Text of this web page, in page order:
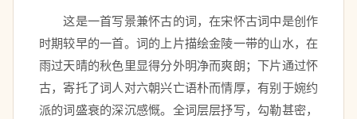
这是一首写景兼怀古的词，在宋怀古词中是创作
时期较早的一首。词的上片描绘金陵一带的山水，在
雨过天晴的秋色里显得分外明净而爽朗；下片通过怀
古，寄托了词人对六朝兴亡语朴而情厚，有别于婉约
派的词盛衰的深沉感慨。全词层层抒写，勾勒甚密，